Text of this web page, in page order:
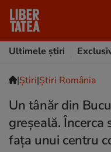
Ultimele știri
|Ştiri|Știri România
Un tânăr din
greșeală. Încerca
fața unui centru